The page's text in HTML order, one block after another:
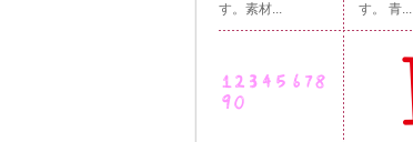
す。素材...
す。 青...